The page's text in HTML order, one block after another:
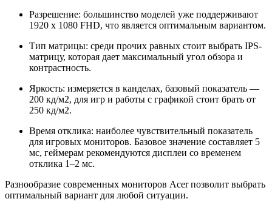
Разрешение: большинство моделей уже поддерживают
1920 x 1080 FHD, что является оптимальным вариантом.
Тип матрицы: среди прочих равных стоит выбрать IPS-
матрицу, которая дает максимальный угол обзора и
контрастность.
Яркость: измеряется в канделах, базовый показатель —
200 кд/м2, для игр и работы с графикой стоит брать от
250 кд/м2.
Время отклика: наиболее чувствительный показатель
для игровых мониторов. Базовое значение составляет 5
мс, геймерам рекомендуются дисплеи со временем
отклика 1–2 мс.
Разнообразие современных мониторов Acer позволит выбрать
оптимальный вариант для любой ситуации.